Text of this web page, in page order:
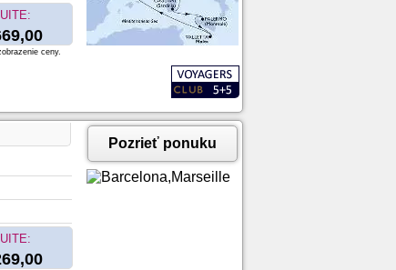
ceny.
Pozrieť ponuku